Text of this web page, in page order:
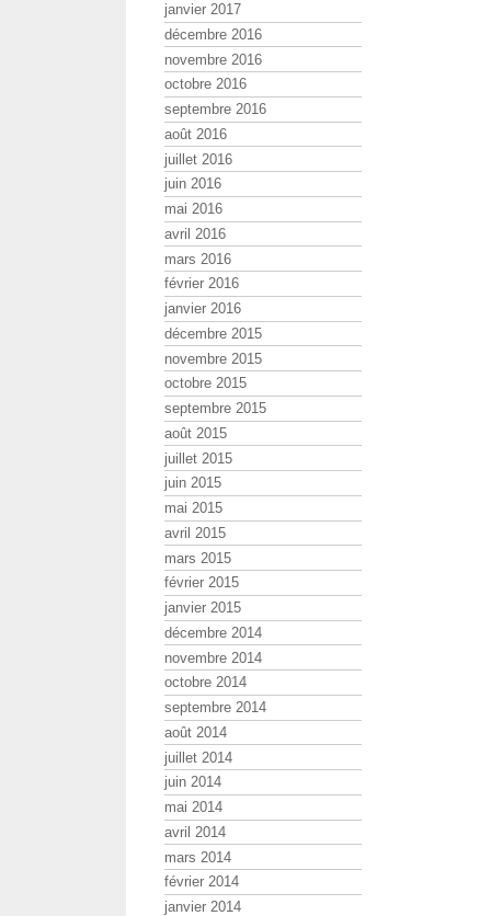
janvier 2017
décembre 2016
novembre 2016
octobre 2016
septembre 2016
août 2016
juillet 2016
juin 2016
mai 2016
avril 2016
mars 2016
février 2016
janvier 2016
décembre 2015
novembre 2015
octobre 2015
septembre 2015
août 2015
juillet 2015
juin 2015
mai 2015
avril 2015
mars 2015
février 2015
janvier 2015
décembre 2014
novembre 2014
octobre 2014
septembre 2014
août 2014
juillet 2014
juin 2014
mai 2014
avril 2014
mars 2014
février 2014
janvier 2014